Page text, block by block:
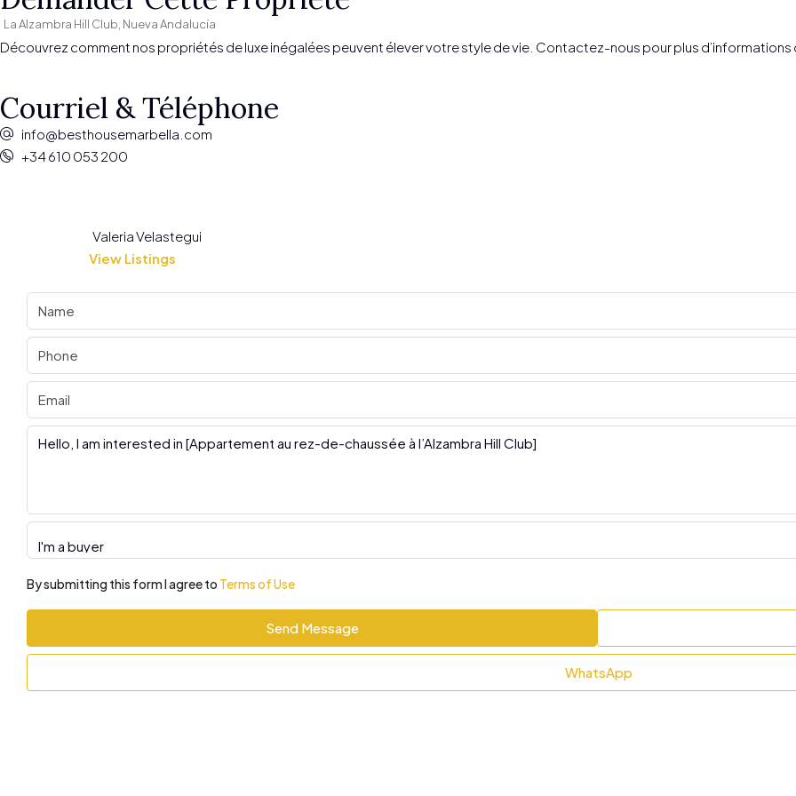
La Alzambra Hill Club, Nueva Andalucía
Découvrez comment nos propriétés de luxe inégalées peuvent élever votre style de vie. Contactez-nous pour plus d’informations
Courriel & Téléphone
info@besthousemarbella.com
+34 610 053 200
Valeria Velastegui
View Listings
By submitting this form I agree to Terms of Use
Send Message
WhatsApp